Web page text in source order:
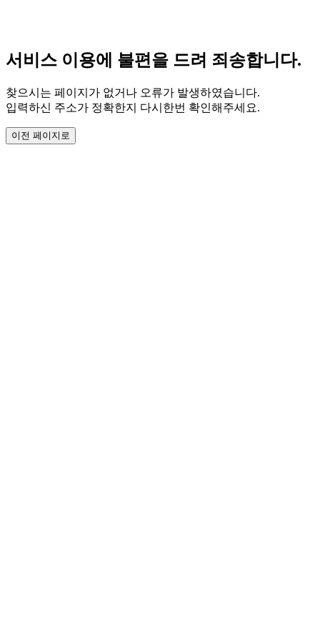
서비스 이용에 불편을 드려 죄송합니다.
찾으시는 페이지가 없거나 오류가 발생하였습니다.
입력하신 주소가 정확한지 다시한번 확인해주세요.
이전 페이지로